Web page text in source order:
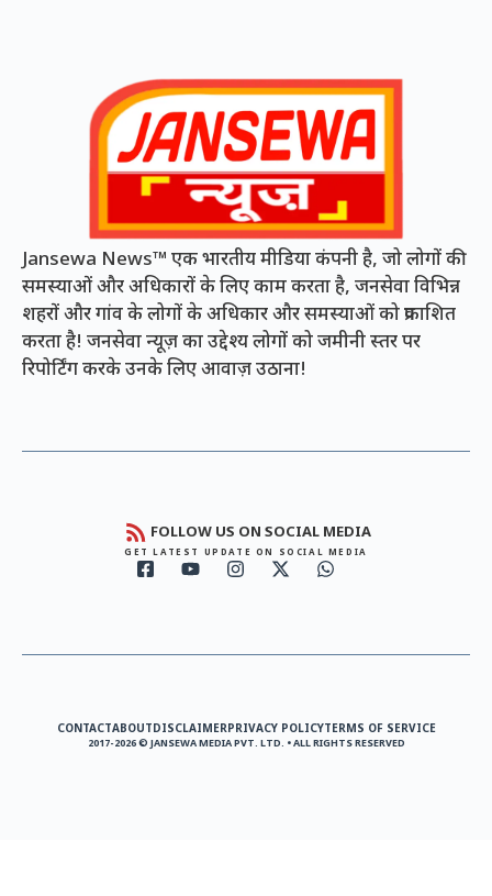
Jansewa News™ एक भारतीय मीडिया कंपनी है, जो लोगों की
समस्याओं और अधिकारों के लिए काम करता है, जनसेवा विभिन्न
शहरों और गांव के लोगों के अधिकार और समस्याओं को प्रकाशित
करता है! जनसेवा न्यूज़ का उद्देश्य लोगों को जमीनी स्तर पर
रिपोर्टिंग करके उनके लिए आवाज़ उठाना!
FOLLOW US ON SOCIAL MEDIA
GET LATEST UPDATE ON SOCIAL MEDIA
CONTACTABOUTDISCLAIMERPRIVACY POLICYTERMS OF SERVICE
2017-2026 © JANSEWA MEDIA PVT. LTD. • ALL RIGHTS RESERVED